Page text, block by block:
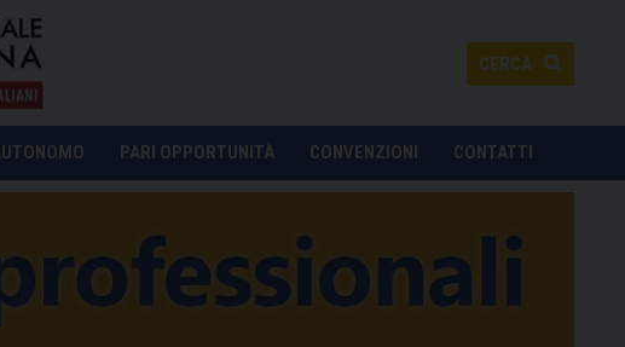
CERCA
PARI OPPORTUNITÀ CONVENZIONI CONTATTI